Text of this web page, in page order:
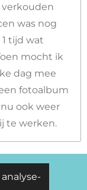
was nog
tijd wat
mocht ik
dag mee
fotoalbum
ook weer
te werken.